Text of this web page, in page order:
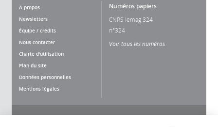
À propos
Newsletters
Équipe / crédits
Nous contacter
Charte d'utilisation
Plan du site
Données personnelles
Mentions légales
Numéros papiers
CNRS lemag 324
n°324
Voir tous les numéros